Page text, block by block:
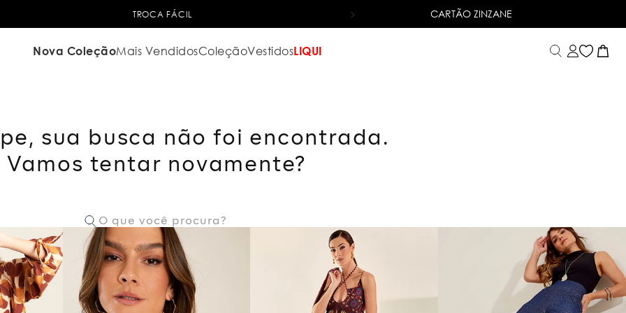
TROCA FÁCIL 6X SEM JUROSNO CARTÃO DE CRÉDITO
CARTÃO ZINZANE
Nova ColeçãoMais VendidosColeçãoVestidosLIQUI
sua busca não foi encontrada.
Vamos tentar novamente?